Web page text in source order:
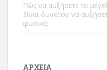
Πώς να αυξήσετε το
Είναι δυνατόν να
φυσικά;
ΑΡΧΕΊΑ